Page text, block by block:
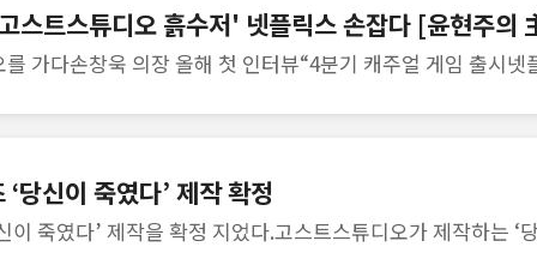
트스튜디오 흙수저' 넷플릭스 손잡다 [윤현주의
당신이 죽였다’ 제작 확정